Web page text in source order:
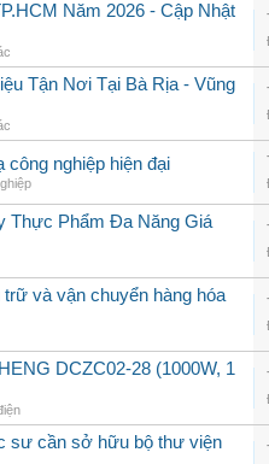
Năm 2026 - Cập Nhật
Tận Nơi Tại Bà Rịa - Vũng
công nghiệp hiện đại
Thực Phẩm Đa Năng Giá
và vận chuyển hàng hóa
DCZC02-28 (1000W, 1
sư cần sở hữu bộ thư viện